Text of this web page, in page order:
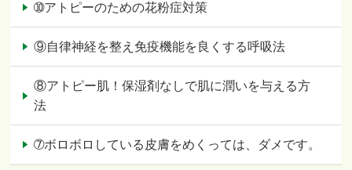
➉アトピーのための花粉症対策
⑨自律神経を整え免疫機能を良くする呼吸法
⑧アトピー肌！保湿剤なしで肌に潤いを与える方
法
➆ボロボロしている皮膚をめくっては、ダメです。